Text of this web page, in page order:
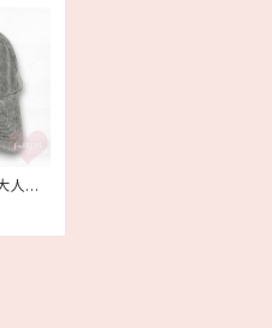
人カ
ャッ
黒 帽